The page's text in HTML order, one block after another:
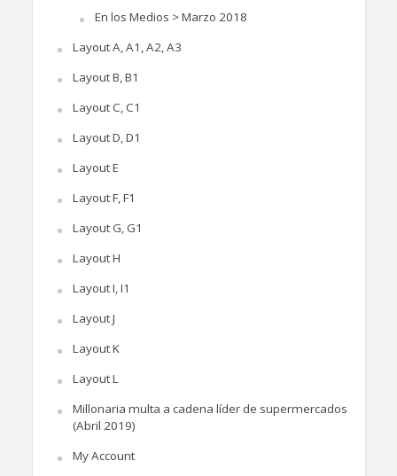
En los Medios > Marzo 2018
Layout A, A1, A2, A3
Layout B, B1
Layout C, C1
Layout D, D1
Layout E
Layout F, F1
Layout G, G1
Layout H
Layout I, I1
Layout J
Layout K
Layout L
Millonaria multa a cadena líder de supermercados
(Abril 2019)
My Account